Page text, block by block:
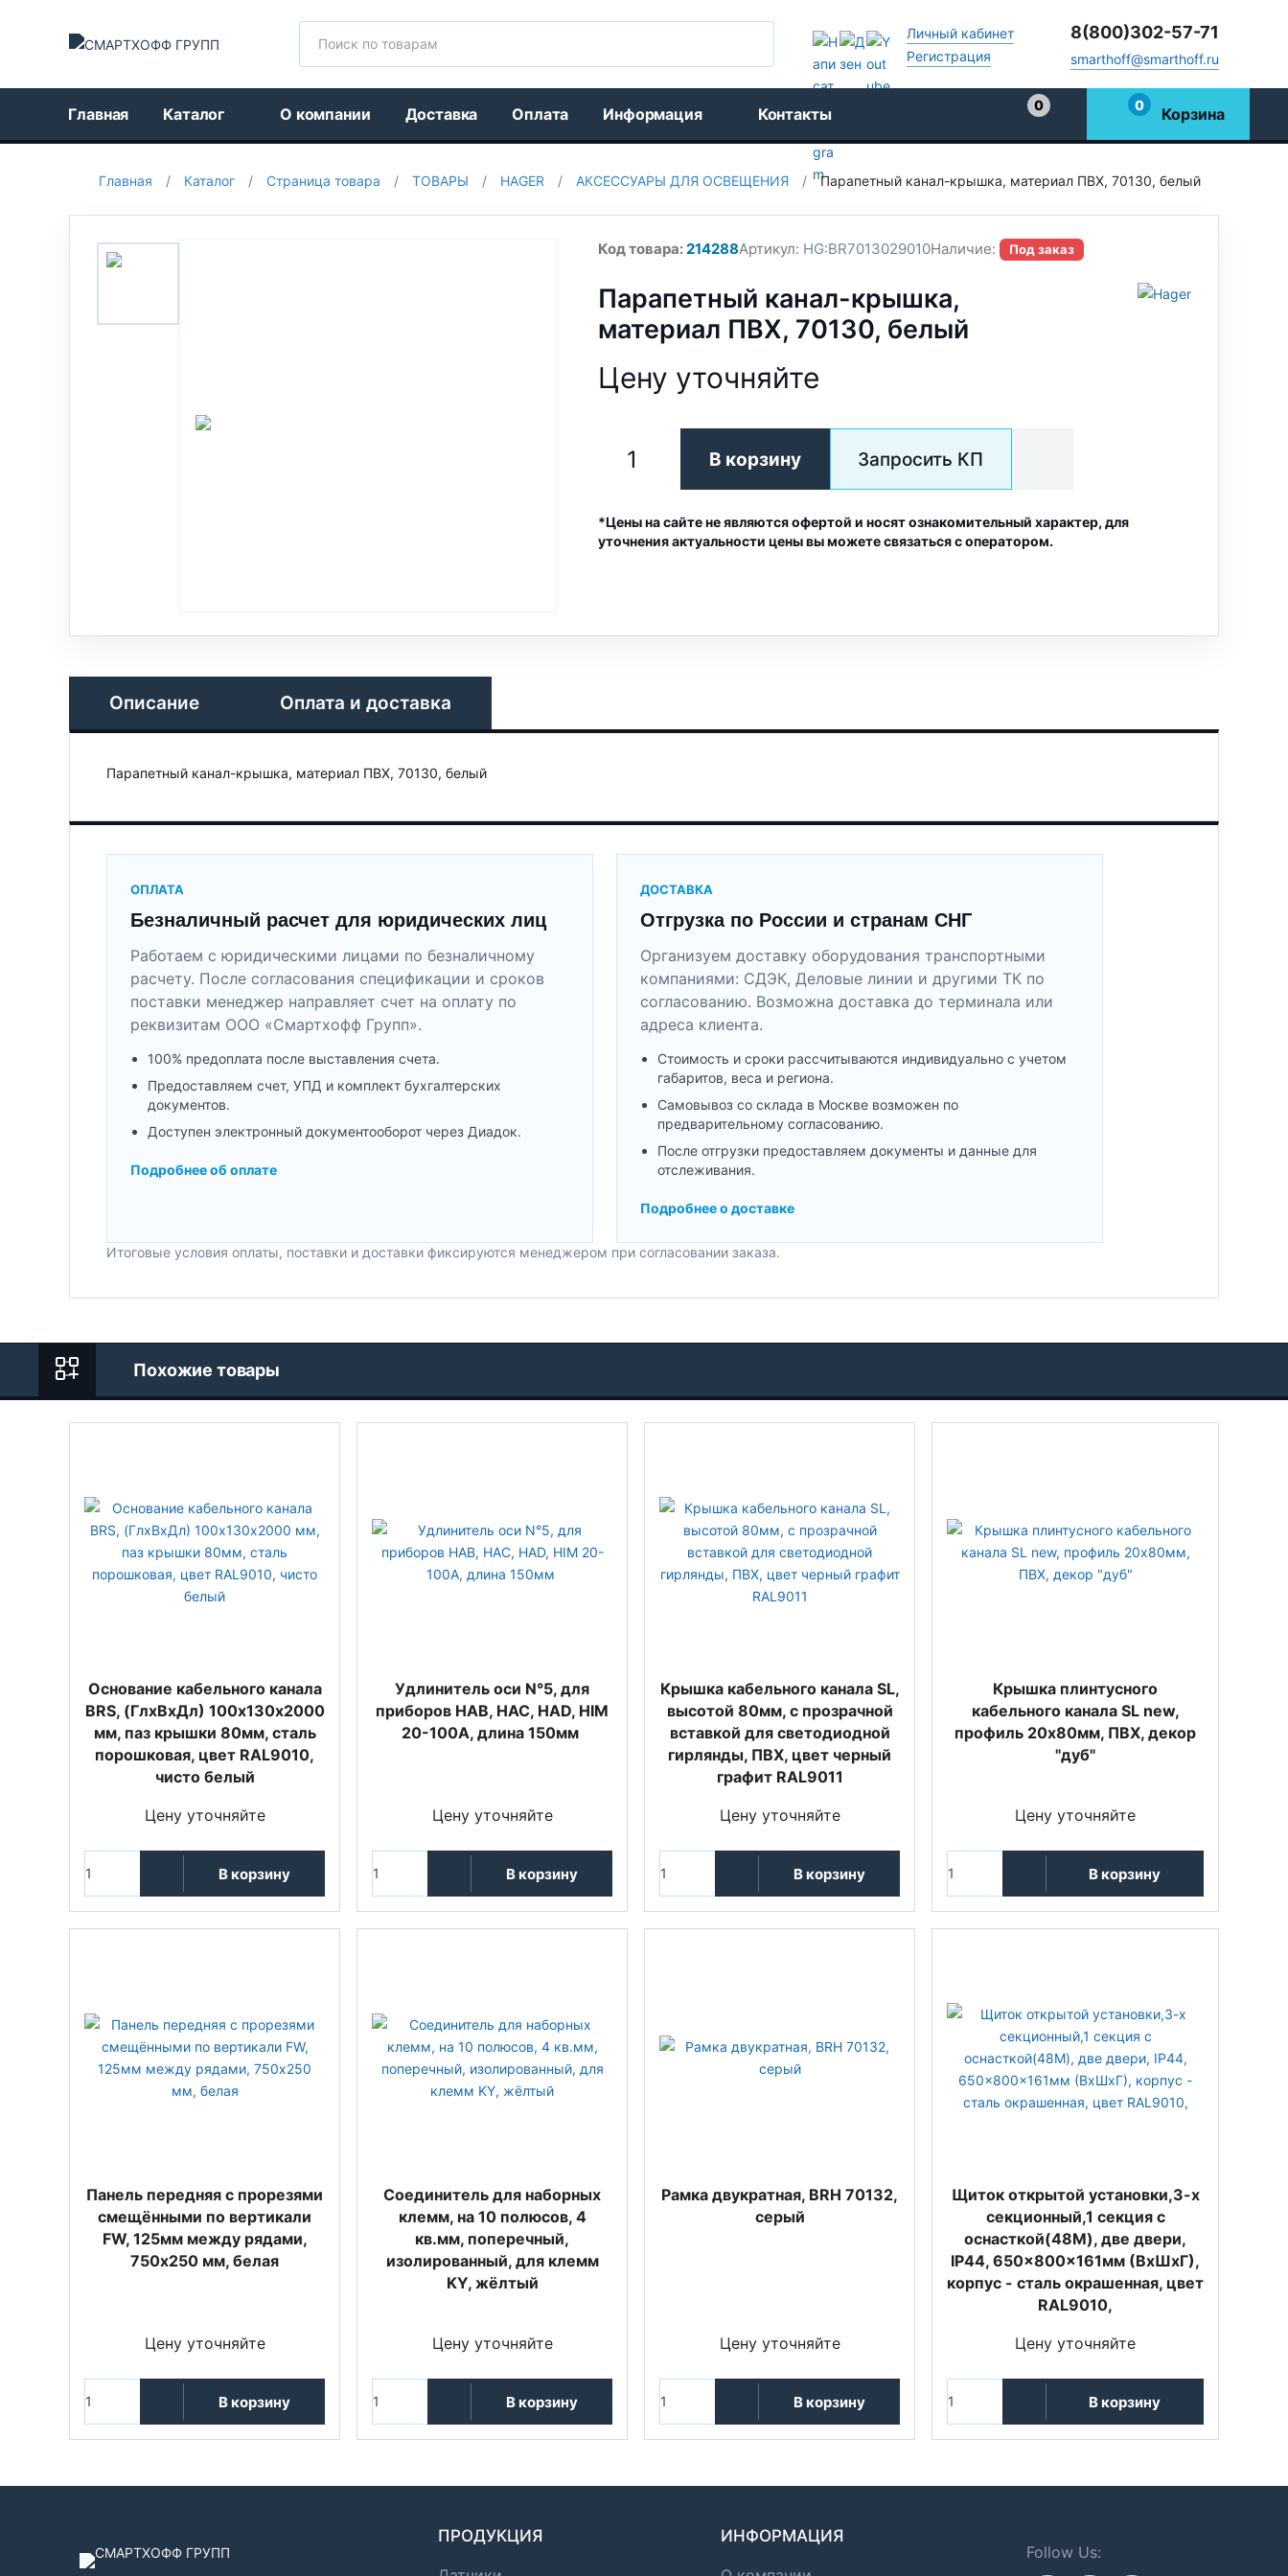
Личный кабинет
Регистрация
8(800)302-57-71
smarthoff@smarthoff.ru
Главная Каталог О компании Доставка Оплата Информация Контакты
0
0 Корзина
Главная / Каталог / Страница товара / ТОВАРЫ / HAGER / АКСЕССУАРЫ ДЛЯ ОСВЕЩЕНИЯ / Парапетный канал-крышка, материал ПВХ, 70130, белый
Код товара:214288Артикул: HG:BR7013029010Наличие: Под заказ
Парапетный канал-крышка,
материал ПВХ, 70130, белый
Цену уточняйте
В корзину Запросить КП
*Цены на сайте не являются офертой и носят ознакомительный характер, для
уточнения актуальности цены вы можете связаться с оператором.
Описание Оплата и доставка
Парапетный канал-крышка, материал ПВХ, 70130, белый
ОПЛАТА
Безналичный расчет для юридических лиц
Работаем с юридическими лицами по безналичному
расчету. После согласования спецификации и сроков
поставки менеджер направляет счет на оплату по
реквизитам ООО «Смартхофф Групп».
100% предоплата после выставления счета.
Предоставляем счет, УПД и комплект бухгалтерских
документов.
Доступен электронный документооборот через Диадок.
Подробнее об оплате
ДОСТАВКА
Отгрузка по России и странам СНГ
Организуем доставку оборудования транспортными
компаниями: СДЭК, Деловые линии и другими ТК по
согласованию. Возможна доставка до терминала или
адреса клиента.
Стоимость и сроки рассчитываются индивидуально с учетом
габаритов, веса и региона.
Самовывоз со склада в Москве возможен по
предварительному согласованию.
После отгрузки предоставляем документы и данные для
отслеживания.
Подробнее о доставке
Итоговые условия оплаты, поставки и доставки фиксируются менеджером при согласовании заказа.
Похожие товары
Основание кабельного канала
BRS, (ГлхВхДл) 100х130х2000
мм, паз крышки 80мм, сталь
порошковая, цвет RAL9010,
чисто белый
Цену уточняйте
В корзину
Удлинитель оси N°5, для
приборов HAB, HAC, HAD, HIM
20-100A, длина 150мм
Цену уточняйте
В корзину
Крышка кабельного канала SL,
высотой 80мм, с прозрачной
вставкой для светодиодной
гирлянды, ПВХ, цвет черный
графит RAL9011
Цену уточняйте
В корзину
Крышка плинтусного
кабельного канала SL new,
профиль 20x80мм, ПВХ, декор
"дуб"
Цену уточняйте
В корзину
Панель передняя с прорезями
смещёнными по вертикали
FW, 125мм между рядами,
750х250 мм, белая
Цену уточняйте
В корзину
Соединитель для наборных
клемм, на 10 полюсов, 4
кв.мм, поперечный,
изолированный, для клемм
KY, жёлтый
Цену уточняйте
В корзину
Рамка двукратная, BRH 70132,
серый
Цену уточняйте
В корзину
Щиток открытой установки,3-х
секционный,1 секция с
оснасткой(48М), две двери,
IP44, 650x800x161мм (ВхШхГ),
корпус - сталь окрашенная, цвет
RAL9010,
Цену уточняйте
В корзину
ПРОДУКЦИЯ ИНФОРМАЦИЯ
Follow Us: